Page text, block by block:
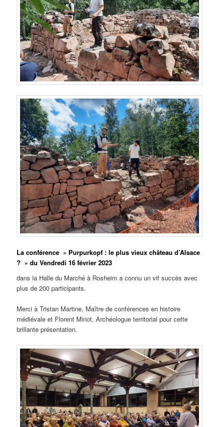
La conférence » Purpurkopf : le plus vieux château d’Alsace
? »du Vendredi 16 février 2023
dans la Halle du Marché à Rosheim a connu un vif succès avec
plus de 200 participants.
Merci à Tristan Martine, Maître de conférences en histoire
médiévale et Florent Minot, Archéologue territorial pour cette
brillante présentation.